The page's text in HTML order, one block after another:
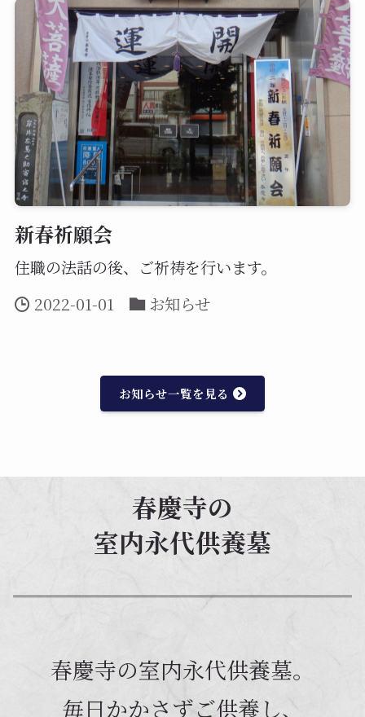
新春祈願会
住職の法話の後、ご祈祷を行います。
2022-01-01
お知らせ
お知らせ一覧を見る
春慶寺の
室内永代供養墓
春慶寺の室内永代供養墓。
毎日かかさずご供養し、